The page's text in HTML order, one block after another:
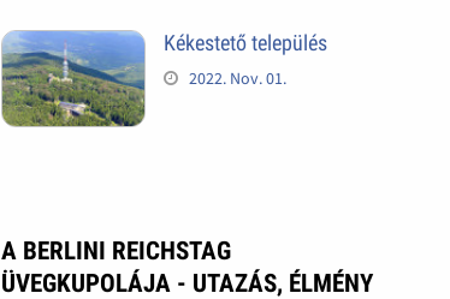
Kékestető település
2022. Nov. 01.
A BERLINI REICHSTAG
ÜVEGKUPOLÁJA - UTAZÁS, ÉLMÉNY